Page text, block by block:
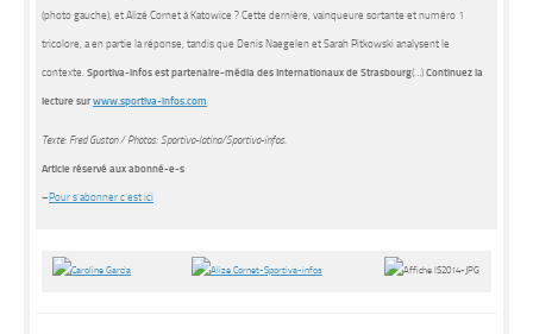
(photo gauche), et Alizé Cornet à Katowice ? Cette dernière, vainqueure sortante et numéro 1
tricolore, a en partie la réponse, tandis que Denis Naegelen et Sarah Pitkowski analysent le
contexte. Sportiva-infos est partenaire-média des Internationaux de Strasbourg(…) Continuez la
lecture sur www.sportiva-infos.com
Texte: Fred Guston / Photos: Sportiva-latina/Sportiva-infos.
Article réservé aux abonné-e-s
– Pour s’abonner c’est ici